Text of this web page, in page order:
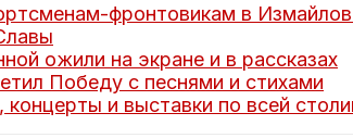
фронтовикам в
ожили на экране и в рассказах
Победу с песнями и стихами
и выставки по всей